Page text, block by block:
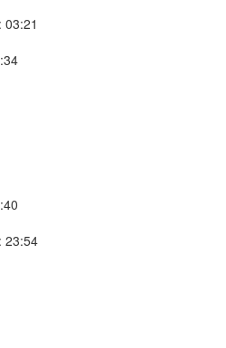
: 03:21
: 23:54